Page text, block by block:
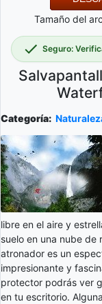
Tamaño del
Seguro:
Categoría:
libre en el aire y
suelo en una nube de
atronador es un
impresionante y
protector podrás ver
en tu escritorio.